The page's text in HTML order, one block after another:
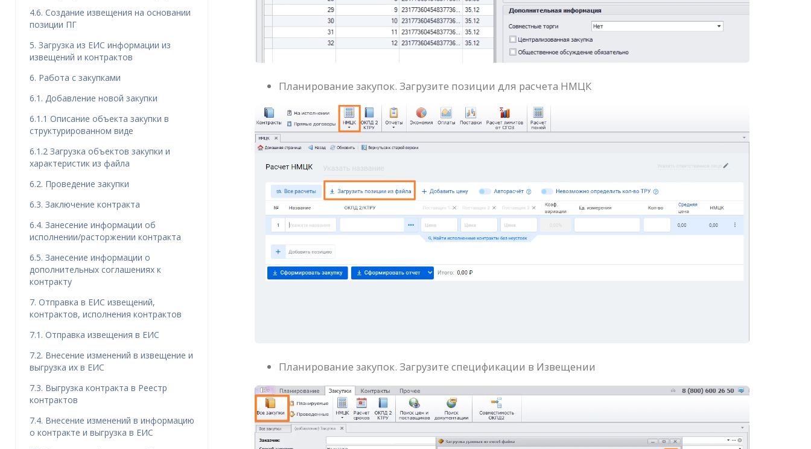
4.6. Создание извещения на основании
позиции ПГ
5. Загрузка из ЕИС информации из
извещений и контрактов
6. Работа с закупками
6.1. Добавление новой закупки
6.1.1 Описание объекта закупки в
структурированном виде
6.1.2 Загрузка объектов закупки и
характеристик из файла
6.2. Проведение закупки
6.3. Заключение контракта
6.4. Занесение информации об
исполнении/расторжении контракта
6.5. Занесение информации о
дополнительных соглашениях к
контракту
7. Отправка в ЕИС извещений,
контрактов, исполнения контрактов
7.1. Отправка извещения в ЕИС
7.2. Внесение изменений в извещение и
выгрузка их в ЕИС
7.3. Выгрузка контракта в Реестр
контрактов
7.4. Внесение изменений в информацию
о контракте и выгрузка в ЕИС
Планирование закупок. Загрузите позиции для расчета НМЦК
Планирование закупок. Загрузите спецификации в Извещении